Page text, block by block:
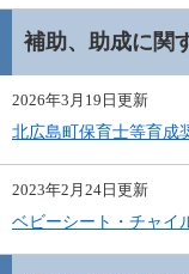
補助、助成に関
2026年3月19日更新
北広島町保育士等育成
2023年2月24日更新
ベビーシート・チャイ